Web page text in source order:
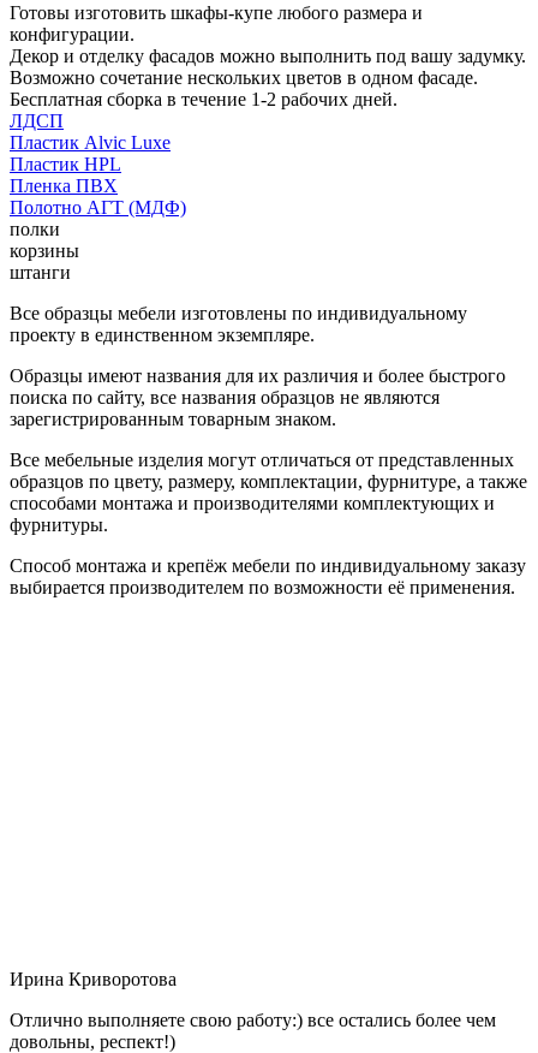
Готовы изготовить шкафы-купе любого размера и
конфигурации.
Декор и отделку фасадов можно выполнить под вашу задумку.
Возможно сочетание нескольких цветов в одном фасаде.
Бесплатная сборка в течение 1-2 рабочих дней.
ЛДСП
Пластик Alvic Luxe
Пластик HPL
Пленка ПВХ
Полотно АГТ (МДФ)
полки
корзины
штанги
Все образцы мебели изготовлены по индивидуальному
проекту в единственном экземпляре.
Образцы имеют названия для их различия и более быстрого
поиска по сайту, все названия образцов не являются
зарегистрированным товарным знаком.
Все мебельные изделия могут отличаться от представленных
образцов по цвету, размеру, комплектации, фурнитуре, а также
способами монтажа и производителями комплектующих и
фурнитуры.
Способ монтажа и крепёж мебели по индивидуальному заказу
выбирается производителем по возможности её применения.
Ирина Криворотова
Отлично выполняете свою работу:) все остались более чем
довольны, респект!)